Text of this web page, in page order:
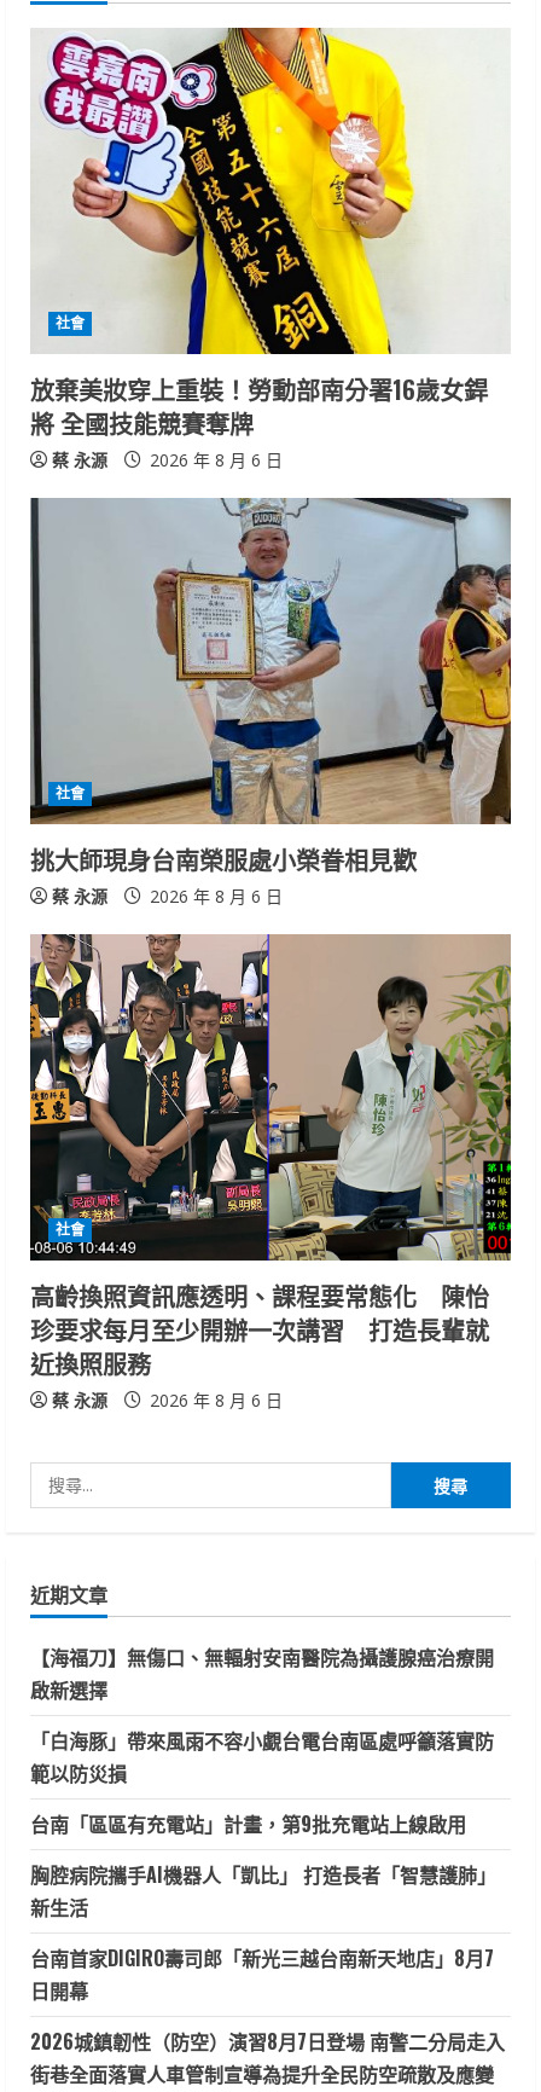
n
e
i
n
g
社會
放棄美妝穿上重裝！勞動部南分署16歲女銲
將 全國技能競賽奪牌
蔡 永源 2026 年 8 月 6 日
社會
挑大師現身台南榮服處小榮眷相見歡
蔡 永源 2026 年 8 月 6 日
社會
高齡換照資訊應透明、課程要常態化 陳怡
珍要求每月至少開辦一次講習 打造長輩就
近換照服務
蔡 永源 2026 年 8 月 6 日
尋
字:
近期文章
【海福刀】無傷口、無輻射安南醫院為攝護腺癌治療開
啟新選擇
「白海豚」帶來風雨不容小覷台電台南區處呼籲落實防
範以防災損
台南「區區有充電站」計畫，第9批充電站上線啟用
胸腔病院攜手AI機器人「凱比」 打造長者「智慧護肺」
新生活
台南首家DIGIRO壽司郎「新光三越台南新天地店」8月7
日開幕
2026城鎮韌性（防空）演習8月7日登場 南警二分局走入
街巷全面落實人車管制宣導為提升全民防空疏散及應變